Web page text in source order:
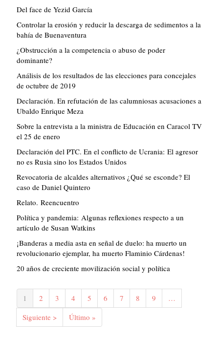
Del face de Yezid García
Controlar la erosión y reducir la descarga de sedimentos a la
bahía de Buenaventura
¿Obstrucción a la competencia o abuso de poder
dominante?
Análisis de los resultados de las elecciones para concejales
de octubre de 2019
Declaración. En refutación de las calumniosas acusaciones a
Ubaldo Enrique Meza
Sobre la entrevista a la ministra de Educación en Caracol TV
el 25 de enero
Declaración del PTC. En el conflicto de Ucrania: El agresor
no es Rusia sino los Estados Unidos
Revocatoria de alcaldes alternativos ¿Qué se esconde? El
caso de Daniel Quintero
Relato. Reencuentro
Política y pandemia: Algunas reflexiones respecto a un
artículo de Susan Watkins
¡Banderas a media asta en señal de duelo: ha muerto un
revolucionario ejemplar, ha muerto Flaminio Cárdenas!
20 años de creciente movilización social y política
Paginación
Página
actual
1 Página
2 Página
3 Página
4 Página
5 Página
6 Página
7 Página
8 Página
9
…
Siguiente
página
Siguiente >
Última
página
Último »